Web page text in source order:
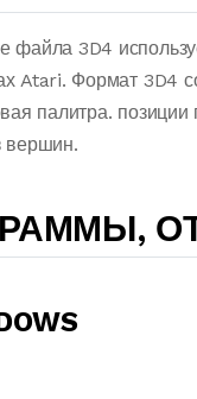
файла 3D4
Atari. Формат 3D4
палитра.
вершин.